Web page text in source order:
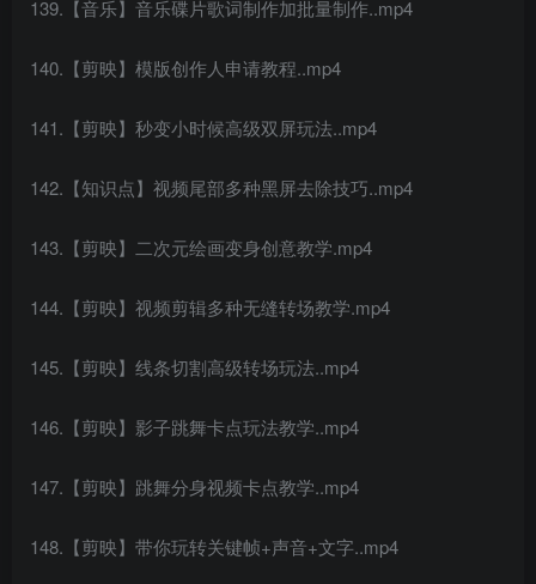
139.【音乐】音乐碟片歌词制作加批量制作..mp4
140.【剪映】模版创作人申请教程..mp4
141.【剪映】秒变小时候高级双屏玩法..mp4
142.【知识点】视频尾部多种黑屏去除技巧..mp4
143.【剪映】二次元绘画变身创意教学.mp4
144.【剪映】视频剪辑多种无缝转场教学.mp4
145.【剪映】线条切割高级转场玩法..mp4
146.【剪映】影子跳舞卡点玩法教学..mp4
147.【剪映】跳舞分身视频卡点教学..mp4
148.【剪映】带你玩转关键帧+声音+文字..mp4